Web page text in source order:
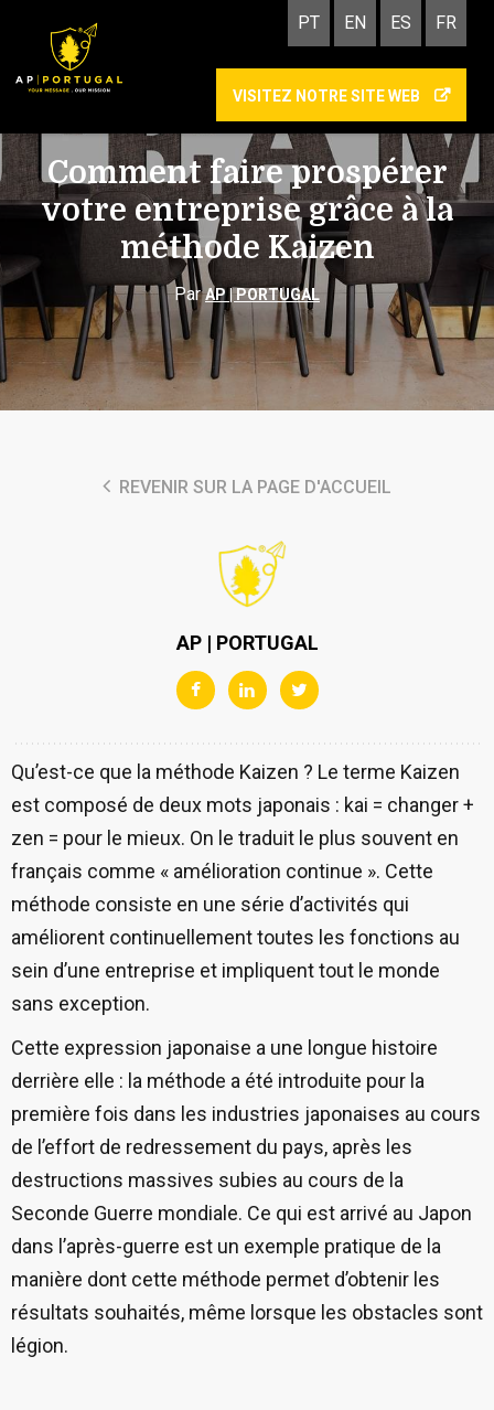
PT EN ES FR
VISITEZ NOTRE SITE WEB
Comment faire prospérer
votre entreprise grâce à la
méthode Kaizen
ParAP | PORTUGAL
REVENIR SUR LA PAGE D'ACCUEIL
AP | PORTUGAL
Qu’est-ce que la méthode Kaizen ? Le terme Kaizen
est composé de deux mots japonais : kai = changer +
zen = pour le mieux. On le traduit le plus souvent en
français comme « amélioration continue ». Cette
méthode consiste en une série d’activités qui
améliorent continuellement toutes les fonctions au
sein d’une entreprise et impliquent tout le monde
sans exception.
Cette expression japonaise a une longue histoire
derrière elle : la méthode a été introduite pour la
première fois dans les industries japonaises au cours
de l’effort de redressement du pays, après les
destructions massives subies au cours de la
Seconde Guerre mondiale. Ce qui est arrivé au Japon
dans l’après-guerre est un exemple pratique de la
manière dont cette méthode permet d’obtenir les
résultats souhaités, même lorsque les obstacles sont
légion.